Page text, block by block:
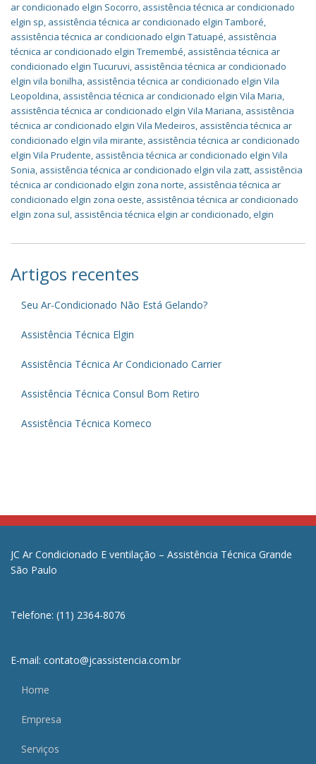
ar condicionado elgin Socorro, assistência técnica ar condicionado
elgin sp, assistência técnica ar condicionado elgin Tamboré,
assistência técnica ar condicionado elgin Tatuapé, assistência
técnica ar condicionado elgin Tremembé, assistência técnica ar
condicionado elgin Tucuruvi, assistência técnica ar condicionado
elgin vila bonilha, assistência técnica ar condicionado elgin Vila
Leopoldina, assistência técnica ar condicionado elgin Vila Maria,
assistência técnica ar condicionado elgin Vila Mariana, assistência
técnica ar condicionado elgin Vila Medeiros, assistência técnica ar
condicionado elgin vila mirante, assistência técnica ar condicionado
elgin Vila Prudente, assistência técnica ar condicionado elgin Vila
Sonia, assistência técnica ar condicionado elgin vila zatt, assistência
técnica ar condicionado elgin zona norte, assistência técnica ar
condicionado elgin zona oeste, assistência técnica ar condicionado
elgin zona sul, assistência técnica elgin ar condicionado,elgin
Artigos recentes
Seu Ar-Condicionado Não Está Gelando?
Assistência Técnica Elgin
Assistência Técnica Ar Condicionado Carrier
Assistência Técnica Consul Bom Retiro
Assistência Técnica Komeco
JC Ar Condicionado E ventilação – Assistência Técnica Grande
São Paulo
Telefone: (11) 2364-8076
E-mail: contato@jcassistencia.com.br
Home
Empresa
Serviços